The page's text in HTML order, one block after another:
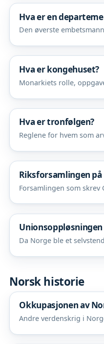
Hva er en
Den øverste
Hva er kongehuset?
Monarkiets rolle,
Hva er tronfølgen?
Reglene for hvem som
Riksforsamlingen på
Forsamlingen som skrev
Unionsoppløsningen
Da Norge ble et
Norsk historie
Okkupasjonen av
Andre verdenskrig i